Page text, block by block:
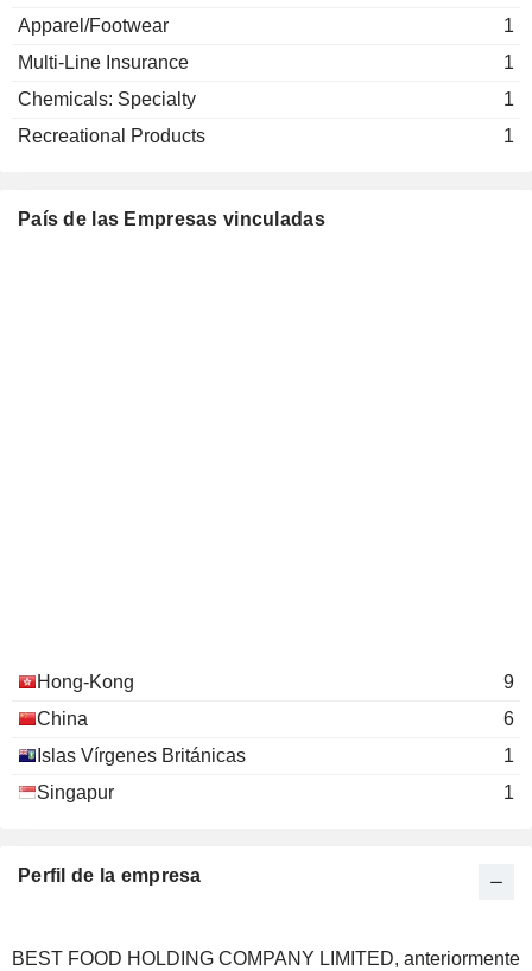
Apparel/Footwear
1
Multi-Line Insurance
1
Chemicals: Specialty
1
Recreational Products
1
País de las Empresas vinculadas
Hong-Kong
9
China
6
Islas Vírgenes Británicas
1
Singapur
1
Perfil de la empresa
BEST FOOD HOLDING COMPANY LIMITED, anteriormente